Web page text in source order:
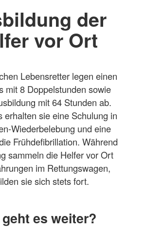
der
vor Ort
Lebensretter legen einen
mit 8 Doppelstunden sowie
mit 64 Stunden ab.
erhalten sie eine Schulung in
Wiederbelebung und eine
Frühdefibrillation. Während
sammeln die Helfer vor Ort
im Rettungswagen,
sie sich stets fort.
es weiter?